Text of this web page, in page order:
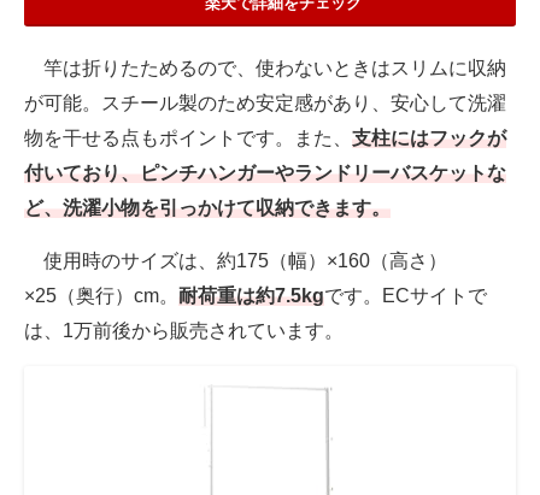
竿は折りたためるので、使わないときはスリムに収納
が可能。スチール製のため安定感があり、安心して洗濯
物を干せる点もポイントです。また、 支柱にはフックが
付いており、ピンチハンガーやランドリーバスケットな
ど、洗濯小物を引っかけて収納できます。
使用時のサイズは、約175（幅）×160（高さ）
×25（奥行）cm。 耐荷重は約7.5kgです。ECサイトで
は、1万前後から販売されています。